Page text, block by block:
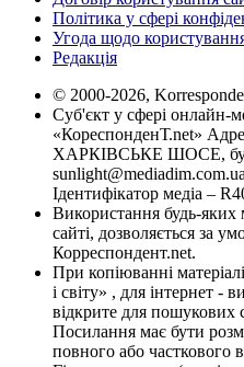
Політика у сфері
Угода щодо
Редакція
© 2000-2026,
Суб'єкт у сфері онлайн-
«КореспонденТ.net»
ХАРКІВСЬКЕ ШОСЕ,
Ідентифікатор медіа –
Використання будь-яких
сайті, дозволяється за
Корреспондент.net.
При копіюванні
і світу» , для інтернет -
відкрите для пошукових
Посилання має бути
повного або часткового